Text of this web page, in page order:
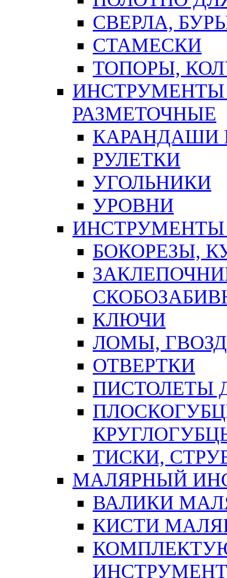
СВЕРЛА,
СТАМЕСКИ
ТОПОРЫ,
ИНСТРУМЕНТЫ
РАЗМЕТОЧНЫЕ
КАРАНДАШИ
РУЛЕТКИ
УГОЛЬНИКИ
УРОВНИ
БОКОРЕЗЫ,
КЛЮЧИ
ЛОМЫ,
ОТВЕРТКИ
ПИСТОЛЕТЫ
ТИСКИ,
МАЛЯРНЫЙ
ВАЛИКИ
КИСТИ